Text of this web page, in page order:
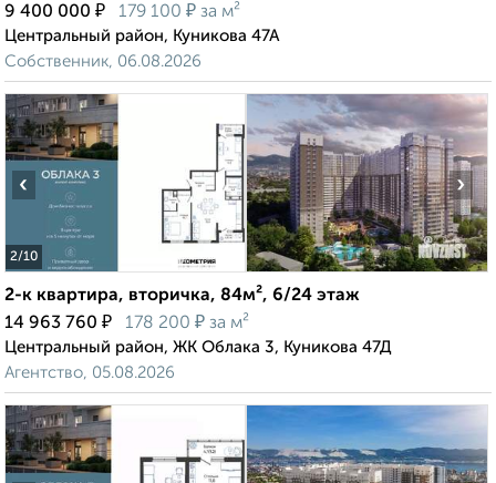
9 400 000 ₽ 179 100 ₽ за м²
Центральный район, Куникова 47А
Собственник, 06.08.2026
2/10
‹ ›
2-к квартира, вторичка, 84м², 6/24 этаж
14 963 760 ₽ 178 200 ₽ за м²
Центральный район, ЖК Облака 3, Куникова 47Д
Агентство, 05.08.2026